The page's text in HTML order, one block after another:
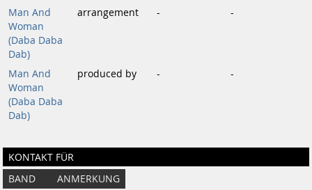
Man And
Woman
(Daba Daba
Dab)
arrangement - -
Man And
Woman
(Daba Daba
Dab)
produced by - -
KONTAKT FÜR
BAND ANMERKUNG